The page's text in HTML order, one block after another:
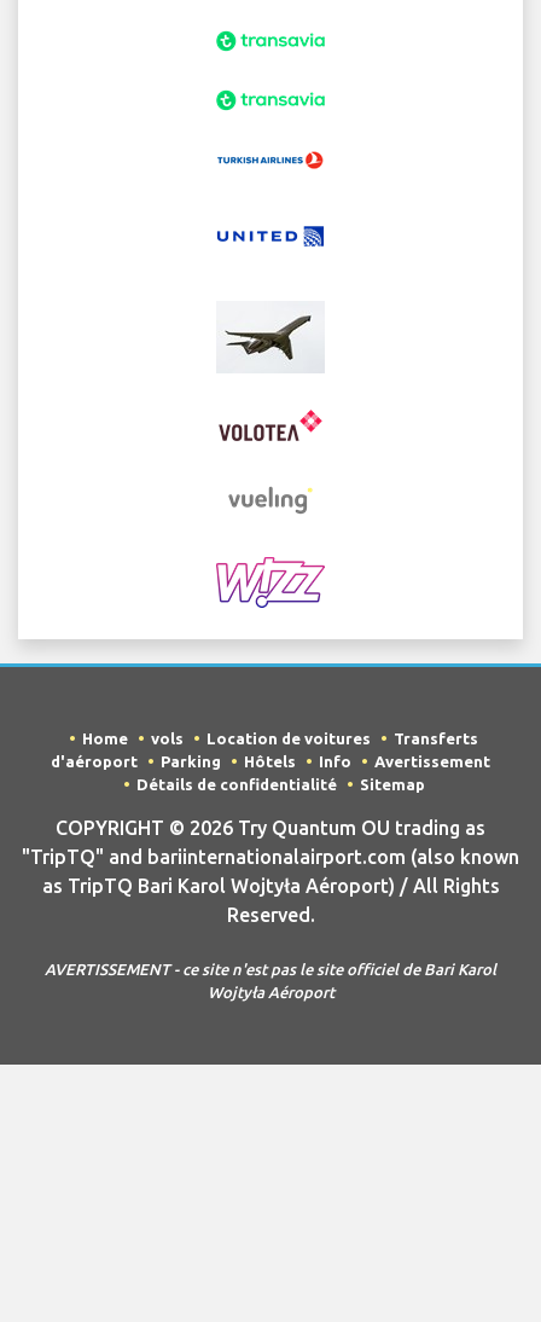
Home vols Location de voitures
Transferts
d'aéroport
Parking Hôtels Info
Avertissement
Détails de confidentialité
Sitemap
COPYRIGHT © 2026 Try Quantum OU trading as
"TripTQ" and bariinternationalairport.com (also known
as TripTQ Bari Karol Wojtyła Aéroport) / All Rights
Reserved.
AVERTISSEMENT - ce site n'est pas le site officiel de Bari Karol
Wojtyła Aéroport